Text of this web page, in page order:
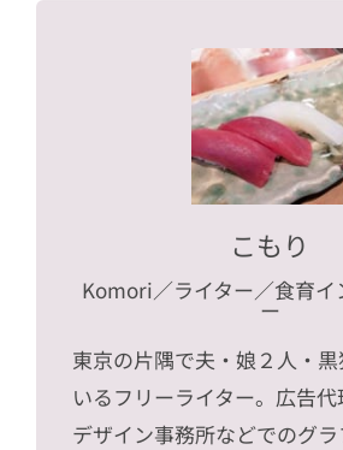
こもり
Komori／ライター／食育
ー
東京の片隅で夫・娘２人・
いるフリーライター。広告代
デザイン事務所などでのグ